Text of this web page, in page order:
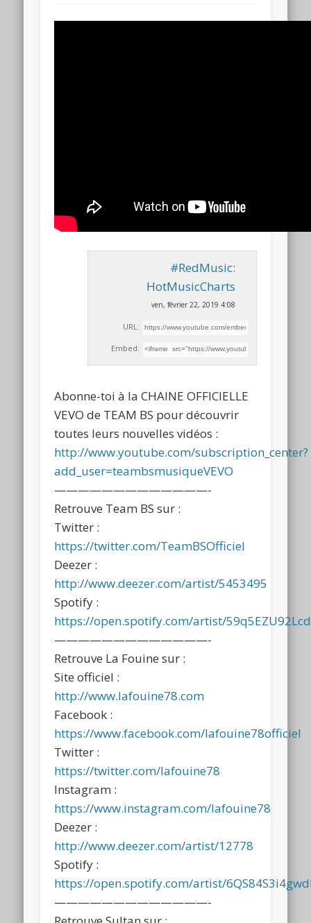
#RedMusic:
HotMusicCharts
ven, février 22, 2019 4:08
URL:
Embed:
Abonne-toi à la CHAINE OFFICIELLE
VEVO de TEAM BS pour découvrir
toutes leurs nouvelles vidéos :
http://www.youtube.com/subscription_center?
add_user=teambsmusiqueVEVO
—————————————-
Retrouve Team BS sur :
Twitter :
https://twitter.com/TeamBSOfficiel
Deezer :
http://www.deezer.com/artist/5453495
Spotify :
https://open.spotify.com/artist/
—————————————-
Retrouve La Fouine sur :
Site officiel :
http://www.lafouine78.com
Facebook :
https://www.facebook.com/lafouine78officiel
Twitter :
https://twitter.com/lafouine78
Instagram :
https://www.instagram.com/lafouine78
Deezer :
http://www.deezer.com/artist/12778
Spotify :
https://open.spotify.com/artist/
—————————————-